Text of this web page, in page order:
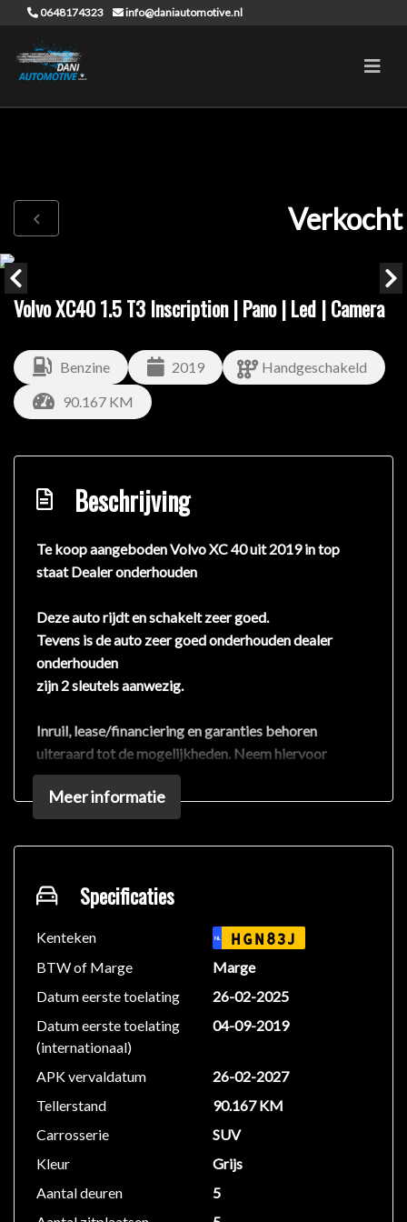
0648174323 info@daniautomotive.nl
Verkocht
Volvo XC40 1.5 T3 Inscription | Pano | Led | Camera
Benzine 2019
Handgeschakeld
90.167 KM
Beschrijving
Te koop aangeboden Volvo XC 40 uit 2019 in top
staat Dealer onderhouden
Deze auto rijdt en schakelt zeer goed.
Tevens is de auto zeer goed onderhouden dealer
onderhouden
zijn 2 sleutels aanwezig.
Inruil, lease/financiering en garanties behoren
uiteraard tot de mogelijkheden. Neem hiervoor
contact op met één van onze adviseurs.
Heeft u specifieke wensen met betrekking tot
aflevering van uw nieuwe auto? Niks is ons te gek!
Laat het ons vooral weten.
BEL ONS VAN TE VOREN VOOR EEN AFSPRAAK,
OM EVENTUELE TELEURSTELLINGEN TE
VOORKOMEN!
Deze auto bieden wij aan voor een meeneemprijs met
daarbij minimaal 1 jaar APK.
We rekenen geen afleverkosten.
Aflever opties
• Wilt u toch liever garantie
• Onderhoudsbeurt
• Reiniging
• polijsten
Meer informatie
Specificaties
Kenteken NL HGN83J
BTW of Marge
Marge
Datum eerste toelating
26-02-2025
Datum eerste toelating
(internationaal)
04-09-2019
APK vervaldatum
26-02-2027
Tellerstand
90.167 KM
Carrosserie
SUV
Kleur
Grijs
Aantal deuren
5